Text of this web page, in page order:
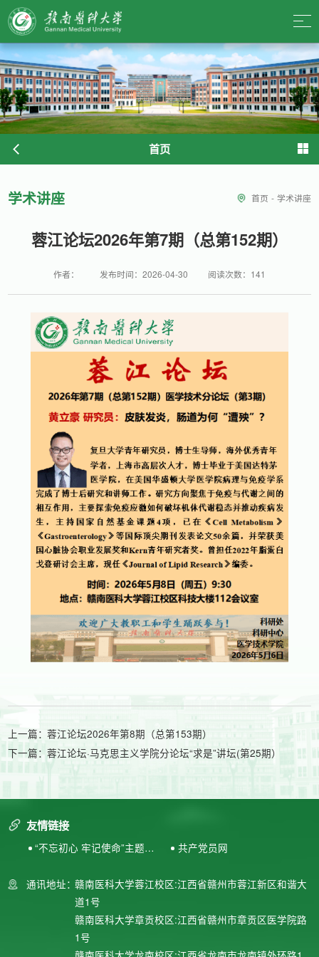
首页
学术讲座 首页 - 学术讲座
蓉江论坛2026年第7期（总第152期）
作者： 发布时间：2026-04-30 阅读次数： 141
上一篇：蓉江论坛2026年第8期（总第153期）
下一篇：蓉江论坛·马克思主义学院分论坛“求是”讲坛(第25期）
友情链接
“不忘初心 牢记使命”主题教
共产党员网
通讯地址：赣南医科大学蓉江校区:江西省赣州市蓉江新区和谐大
道1号
赣南医科大学章贡校区:江西省赣州市章贡区医学院路
1号